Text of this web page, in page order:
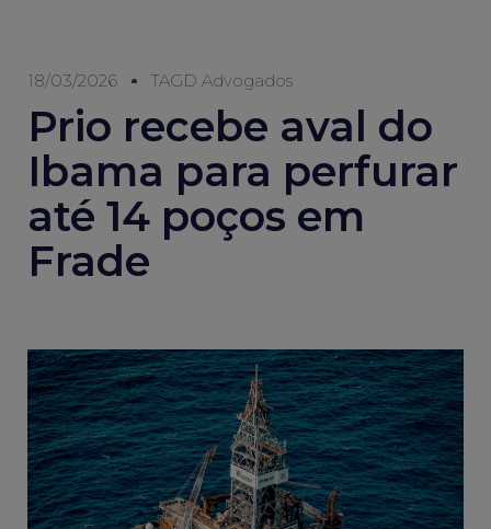
18/03/2026 TAGD Advogados
Prio recebe aval do
Ibama para perfurar
até 14 poços em
Frade